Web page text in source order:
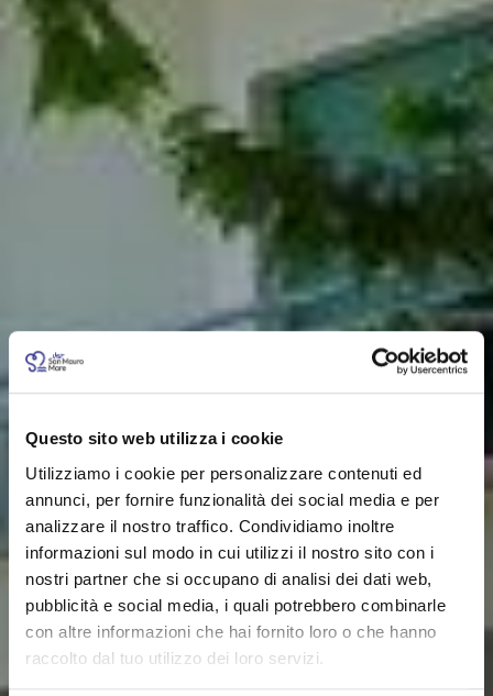
Questo sito web utilizza i cookie
Utilizziamo i cookie per personalizzare contenuti ed
annunci, per fornire funzionalità dei social media e per
analizzare il nostro traffico. Condividiamo inoltre
informazioni sul modo in cui utilizzi il nostro sito con i
nostri partner che si occupano di analisi dei dati web,
pubblicità e social media, i quali potrebbero combinarle
con altre informazioni che hai fornito loro o che hanno
raccolto dal tuo utilizzo dei loro servizi.